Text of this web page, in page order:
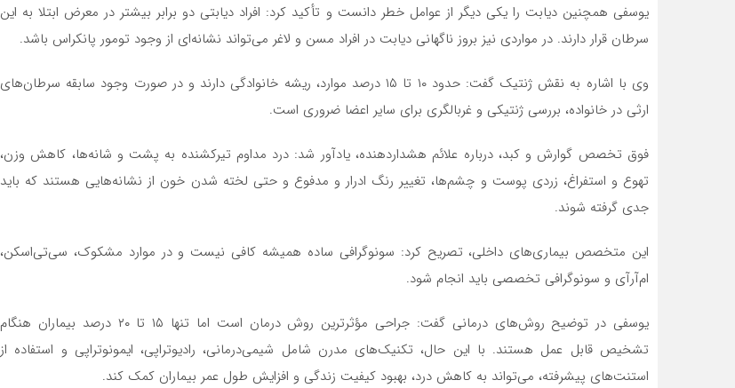
یوسفی همچنین دیابت را یکی دیگر از عوامل خطر دانست و تأکید کرد: افراد دیابتی دو برابر بیشتر در معرض ابتلا به این
سرطان قرار دارند. در مواردی نیز بروز ناگهانی دیابت در افراد مسن و لاغر می‌تواند نشانه‌ای از وجود تومور پانکراس باشد.
وی با اشاره به نقش ژنتیک گفت: حدود ۱۰ تا ۱۵ درصد موارد، ریشه خانوادگی دارند و در صورت وجود سابقه سرطان‌های
ارثی در خانواده، بررسی ژنتیکی و غربالگری برای سایر اعضا ضروری است.
فوق تخصص گوارش و کبد، درباره علائم هشداردهنده، یادآور شد: درد مداوم تیرکشنده به پشت و شانه‌ها، کاهش وزن،
تهوع و استفراغ، زردی پوست و چشم‌ها، تغییر رنگ ادرار و مدفوع و حتی لخته شدن خون از نشانه‌هایی هستند که باید
جدی گرفته شوند.
این متخصص بیماری‌های داخلی، تصریح کرد: سونوگرافی ساده همیشه کافی نیست و در موارد مشکوک، سی‌تی‌اسکن،
ام‌آر‌آی و سونوگرافی تخصصی باید انجام شود.
یوسفی در توضیح روش‌های درمانی گفت: جراحی مؤثرترین روش درمان است اما تنها ۱۵ تا ۲۰ درصد بیماران هنگام
تشخیص قابل عمل هستند. با این حال، تکنیک‌های مدرن شامل شیمی‌درمانی، رادیوتراپی، ایمونوتراپی و استفاده از
استنت‌های پیشرفته، می‌تواند به کاهش درد، بهبود کیفیت زندگی و افزایش طول عمر بیماران کمک کند.